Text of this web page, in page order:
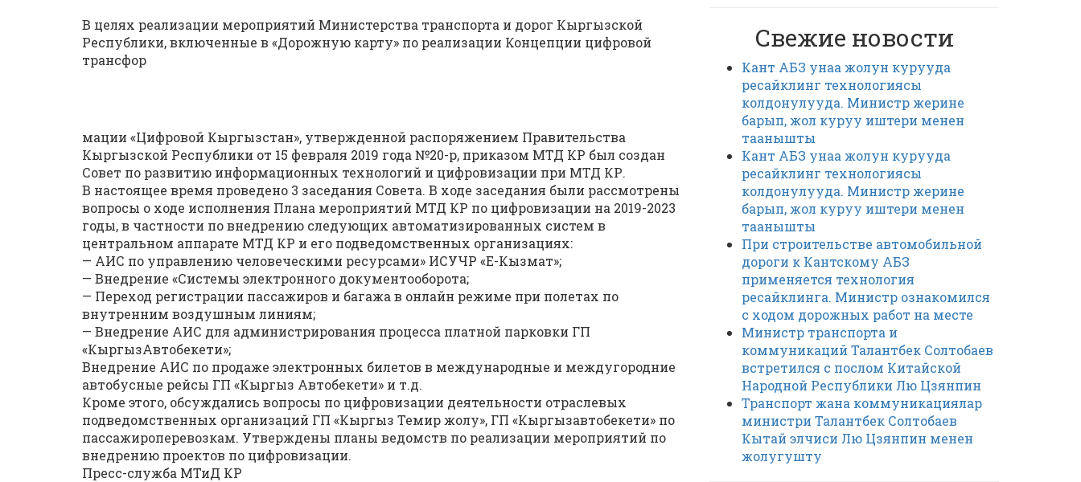
В целях реализации мероприятий Министерства транспорта и дорог Кыргызской
Республики, включенные в «Дорожную карту» по реализации Концепции цифровой
трансфор
мации «Цифровой Кыргызстан», утвержденной распоряжением Правительства
Кыргызской Республики от 15 февраля 2019 года №20-р, приказом МТД КР был создан
Совет по развитию информационных технологий и цифровизации при МТД КР.
В настоящее время проведено 3 заседания Совета. В ходе заседания были рассмотрены
вопросы о ходе исполнения Плана мероприятий МТД КР по цифровизации на 2019-2023
годы, в частности по внедрению следующих автоматизированных систем в
центральном аппарате МТД КР и его подведомственных организациях:
— АИС по управлению человеческими ресурсами» ИСУЧР «Е-Кызмат»;
— Внедрение «Системы электронного документооборота;
— Переход регистрации пассажиров и багажа в онлайн режиме при полетах по
внутренним воздушным линиям;
— Внедрение АИС для администрирования процесса платной парковки ГП
«КыргызАвтобекети»;
Внедрение АИС по продаже электронных билетов в международные и междугородние
автобусные рейсы ГП «Кыргыз Автобекети» и т.д.
Кроме этого, обсуждались вопросы по цифровизации деятельности отраслевых
подведомственных организаций ГП «Кыргыз Темир жолу», ГП «Кыргызавтобекети» по
пассажироперевозкам. Утверждены планы ведомств по реализации мероприятий по
внедрению проектов по цифровизации.
Пресс-служба МТиД КР
Свежие новости
Кант АБЗ унаа жолун курууда
ресайклинг технологиясы
колдонулууда. Министр жерине
барып, жол куруу иштери менен
таанышты
Кант АБЗ унаа жолун курууда
ресайклинг технологиясы
колдонулууда. Министр жерине
барып, жол куруу иштери менен
таанышты
При строительстве автомобильной
дороги к Кантскому АБЗ
применяется технология
ресайклинга. Министр ознакомился
с ходом дорожных работ на месте
Министр транспорта и
коммуникаций Талантбек Солтобаев
встретился с послом Китайской
Народной Республики Лю Цзянпин
Транспорт жана коммуникациялар
министри Талантбек Солтобаев
Кытай элчиси Лю Цзянпин менен
жолугушту